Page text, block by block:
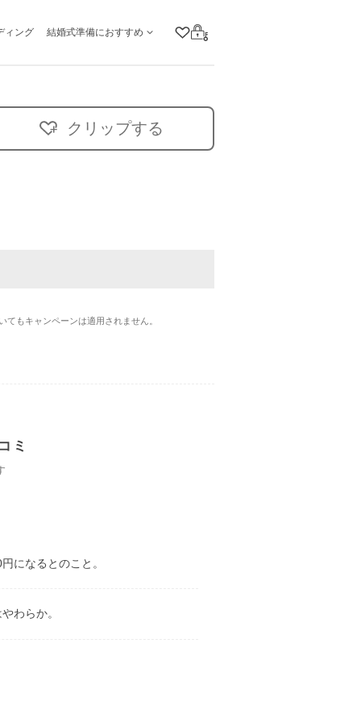
ィング 結婚式準備におすすめ
クリップリスト
ログイン
クリップする
もキャンペーンは適用されません。
ミ
になるとのこと。
わらか。